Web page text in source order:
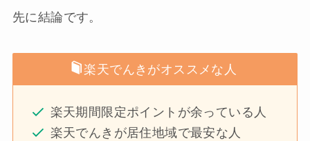
先に結論です。
楽天でんきがオススメな人
楽天期間限定ポイントが余っている人
楽天でんきが居住地域で最安な人